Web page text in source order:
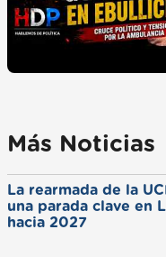
Más Noticias
La rearmada de la
una parada clave en
hacia 2027